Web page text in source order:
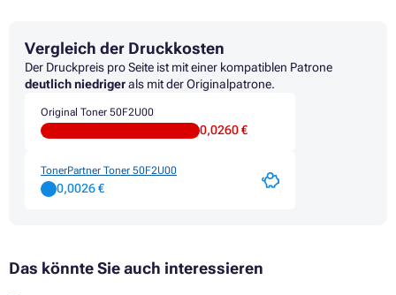
Vergleich der Druckkosten
Der Druckpreis pro Seite ist mit einer kompatiblen Patrone
deutlich niedrigerals mit der Originalpatrone.
Original Toner 50F2U00
0,0260 €
TonerPartner Toner 50F2U00
0,0026 €
Das könnte Sie auch interessieren